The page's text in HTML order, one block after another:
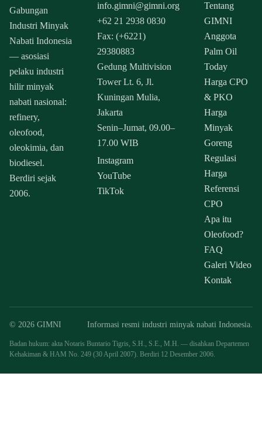
Gabungan
Industri Minyak
Nabati Indonesia
— asosiasi
pelaku industri
hilir minyak
nabati nasional:
refinery,
oleofood,
oleokimia, dan
biodiesel.
Berdiri sejak
2006.
info.gimni@gimni.org
+62 21 2938 0830
Fax: (+6221)
29380883
Gedung Multivision
Tower Lt. 6, Jl.
Kuningan Mulia,
Jakarta
Senin–Jumat, 09.00–
17.00 WIB
Instagram
YouTube
TikTok
Tentang
GIMNI
Anggota
Palm Oil
Today
Harga CPO
& PKO
Harga
Minyak
Goreng
Regulasi
Harga
Referensi
CPO
Apa itu
Oleofood?
FAQ
Galeri Video
Kontak
© 2026 GIMNI Informasi resmi industri minyak nabati Indonesia.
Badan hukum: akta Notaris Buntario Tigris, S.H., S.E., M.H. — disahkan Departemen
Kehakiman & HAM No. 249 (30 April 2007). Berdiri 12 Desember 2006.